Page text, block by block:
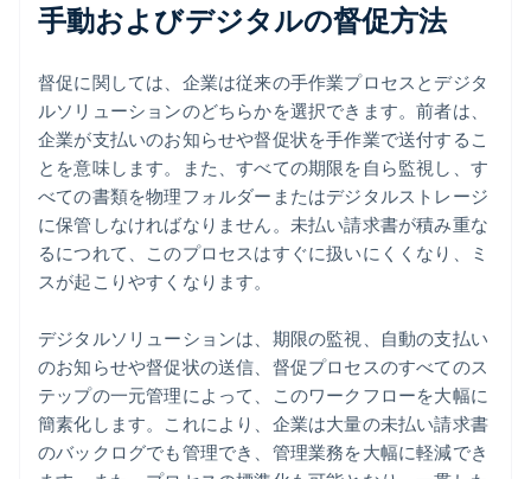
手動およびデジタルの督促方法
督促に関しては、企業は従来の手作業プロセスとデジタ
ルソリューションのどちらかを選択できます。前者は、
企業が支払いのお知らせや督促状を手作業で送付するこ
とを意味します。また、すべての期限を自ら監視し、す
べての書類を物理フォルダーまたはデジタルストレージ
に保管しなければなりません。未払い請求書が積み重な
るにつれて、このプロセスはすぐに扱いにくくなり、ミ
スが起こりやすくなります。
デジタルソリューションは、期限の監視、自動の支払い
のお知らせや督促状の送信、督促プロセスのすべてのス
テップの一元管理によって、このワークフローを大幅に
簡素化します。これにより、企業は大量の未払い請求書
のバックログでも管理でき、管理業務を大幅に軽減でき